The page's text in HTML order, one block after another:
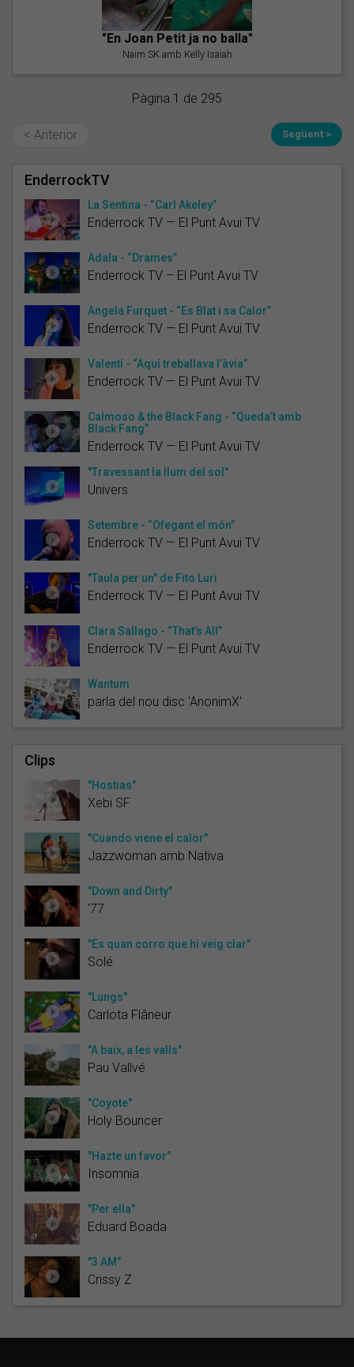
"En Joan Petit ja no balla"
Naim SK amb Kelly Isaiah
Pàgina 1 de 295
< Anterior Següent >
EnderrockTV
La Sentina - “Carl Akeley”
Enderrock TV — El Punt Avui TV
Adala - “Drames”
Enderrock TV – El Punt Avui TV
Àngela Furquet - “Es Blat i sa Calor”
Enderrock TV — El Punt Avui TV
Valentí - “Aquí treballava l’àvia”
Enderrock TV — El Punt Avui TV
Calmoso & the Black Fang - “Queda’t amb
Black Fang”
Enderrock TV — El Punt Avui TV
"Travessant la llum del sol"
Univers
Setembre - “Ofegant el món”
Enderrock TV — El Punt Avui TV
"Taula per un" de Fito Luri
Enderrock TV — El Punt Avui TV
Clara Sallago - “That’s All”
Enderrock TV — El Punt Avui TV
Wantum
parla del nou disc 'AnonimX'
Clips
"Hostias"
Xebi SF
"Cuando viene el calor"
Jazzwoman amb Nativa
"Down and Dirty"
'77
"És quan corro que hi veig clar"
Solé
"Lungs"
Carlota Flâneur
"A baix, a les valls"
Pau Vallvé
"Coyote"
Holy Bouncer
"Hazte un favor"
Insomnia
"Per ella"
Eduard Boada
"3 AM"
Crissy Z